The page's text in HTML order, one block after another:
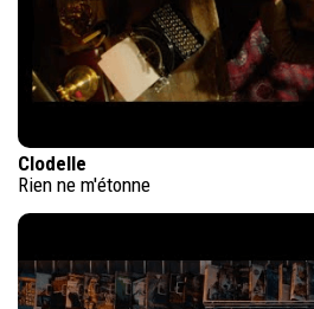
Clodelle
Rien ne m'étonne